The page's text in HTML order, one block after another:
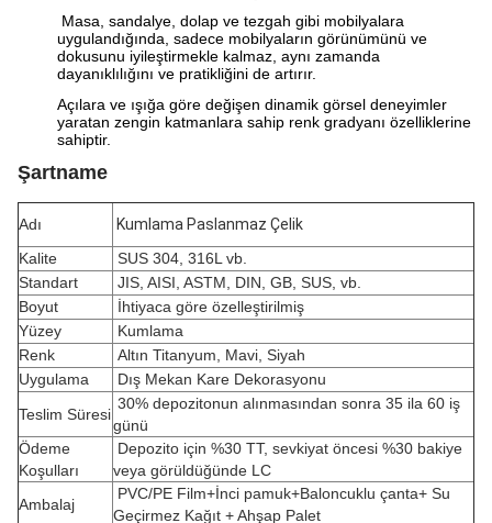
Masa, sandalye, dolap ve tezgah gibi mobilyalara
uygulandığında, sadece mobilyaların görünümünü ve
dokusunu iyileştirmekle kalmaz, aynı zamanda
dayanıklılığını ve pratikliğini de artırır.
Açılara ve ışığa göre değişen dinamik görsel deneyimler
yaratan zengin katmanlara sahip renk gradyanı özelliklerine
sahiptir.
Şartname
Adı
Kumlama Paslanmaz Çelik
Kalite
SUS 304, 316L vb.
Standart
JIS, AISI, ASTM, DIN, GB, SUS, vb.
Boyut
İhtiyaca göre özelleştirilmiş
Yüzey
Kumlama
Renk
Altın Titanyum, Mavi, Siyah
Uygulama
Dış Mekan Kare Dekorasyonu
Teslim Süresi
30% depozitonun alınmasından sonra 35 ila 60 iş
günü
Ödeme
Koşulları
Depozito için %30 TT, sevkiyat öncesi %30 bakiye
veya görüldüğünde LC
Ambalaj
PVC/PE Film+İnci pamuk+Baloncuklu çanta+ Su
Geçirmez Kağıt + Ahşap Palet